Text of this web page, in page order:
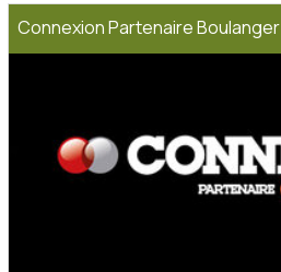
Connexion Partenaire Boulanger